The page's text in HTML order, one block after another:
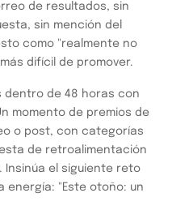
de resultados, sin
sin mención del
como "realmente no
difícil de promover.
dentro de 48 horas con
momento de premios de
o post, con categorías
de retroalimentación
Insinúa el siguiente reto
energía: "Este otoño: un